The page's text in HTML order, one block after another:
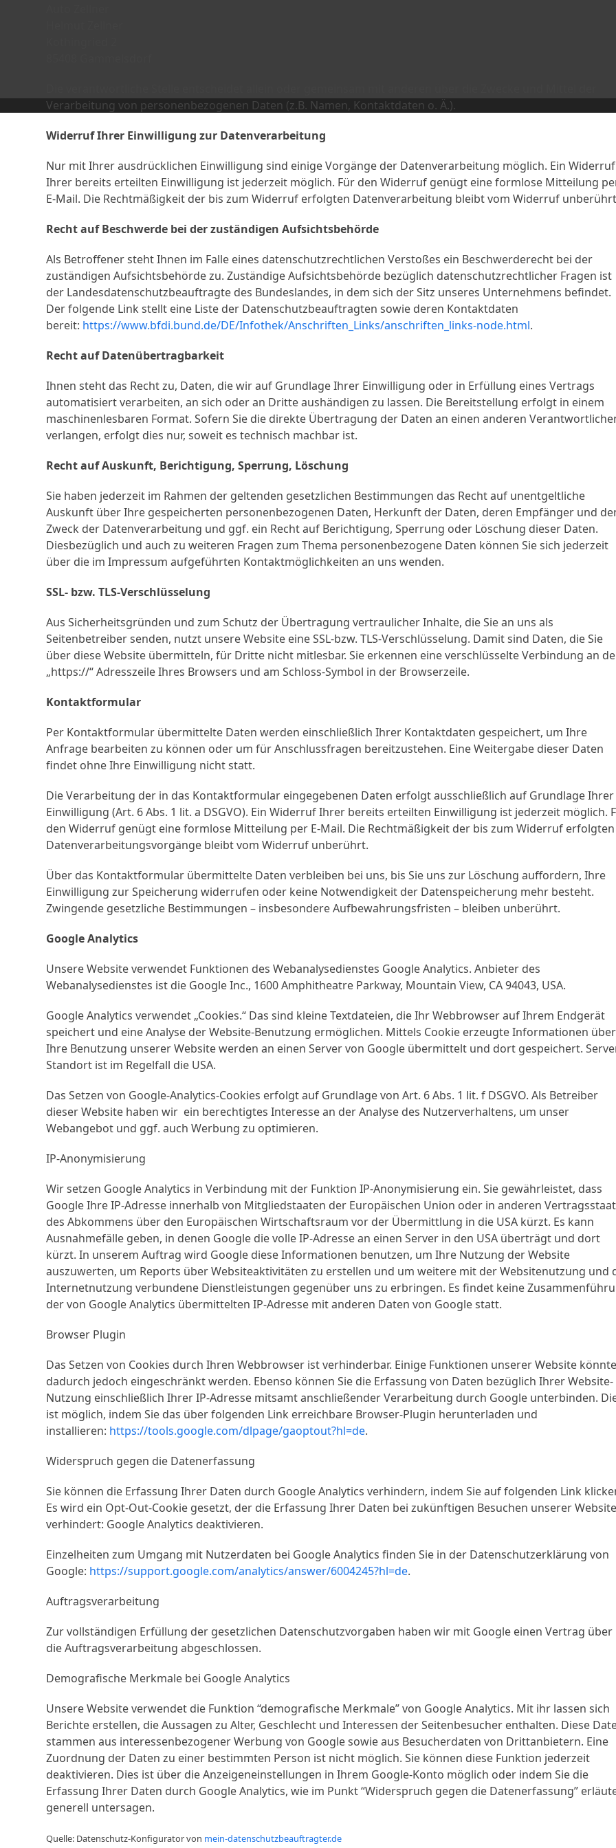
Verarbeitung von personenbezogenen Daten (z.B. Namen, Kontaktdaten o. Ä.).
Widerruf Ihrer Einwilligung zur Datenverarbeitung
Nur mit Ihrer ausdrücklichen Einwilligung sind einige Vorgänge der Datenverarbeitung möglich. Ein Widerruf
Ihrer bereits erteilten Einwilligung ist jederzeit möglich. Für den Widerruf genügt eine formlose Mitteilung
E-Mail. Die Rechtmäßigkeit der bis zum Widerruf erfolgten Datenverarbeitung bleibt vom Widerruf
Recht auf Beschwerde bei der zuständigen Aufsichtsbehörde
Als Betroffener steht Ihnen im Falle eines datenschutzrechtlichen Verstoßes ein Beschwerderecht bei der
zuständigen Aufsichtsbehörde zu. Zuständige Aufsichtsbehörde bezüglich datenschutzrechtlicher Fragen ist
der Landesdatenschutzbeauftragte des Bundeslandes, in dem sich der Sitz unseres Unternehmens befindet.
Der folgende Link stellt eine Liste der Datenschutzbeauftragten sowie deren Kontaktdaten
bereit: https://www.bfdi.bund.de/DE/Infothek/Anschriften_Links/anschriften_links-node.html.
Recht auf Datenübertragbarkeit
Ihnen steht das Recht zu, Daten, die wir auf Grundlage Ihrer Einwilligung oder in Erfüllung eines Vertrags
automatisiert verarbeiten, an sich oder an Dritte aushändigen zu lassen. Die Bereitstellung erfolgt in einem
maschinenlesbaren Format. Sofern Sie die direkte Übertragung der Daten an einen anderen
verlangen, erfolgt dies nur, soweit es technisch machbar ist.
Recht auf Auskunft, Berichtigung, Sperrung, Löschung
Sie haben jederzeit im Rahmen der geltenden gesetzlichen Bestimmungen das Recht auf unentgeltliche
Auskunft über Ihre gespeicherten personenbezogenen Daten, Herkunft der Daten, deren Empfänger und
Zweck der Datenverarbeitung und ggf. ein Recht auf Berichtigung, Sperrung oder Löschung dieser Daten.
Diesbezüglich und auch zu weiteren Fragen zum Thema personenbezogene Daten können Sie sich jederzeit
über die im Impressum aufgeführten Kontaktmöglichkeiten an uns wenden.
SSL- bzw. TLS-Verschlüsselung
Aus Sicherheitsgründen und zum Schutz der Übertragung vertraulicher Inhalte, die Sie an uns als
Seitenbetreiber senden, nutzt unsere Website eine SSL-bzw. TLS-Verschlüsselung. Damit sind Daten, die Sie
über diese Website übermitteln, für Dritte nicht mitlesbar. Sie erkennen eine verschlüsselte Verbindung an
„https://“ Adresszeile Ihres Browsers und am Schloss-Symbol in der Browserzeile.
Kontaktformular
Per Kontaktformular übermittelte Daten werden einschließlich Ihrer Kontaktdaten gespeichert, um Ihre
Anfrage bearbeiten zu können oder um für Anschlussfragen bereitzustehen. Eine Weitergabe dieser Daten
findet ohne Ihre Einwilligung nicht statt.
Die Verarbeitung der in das Kontaktformular eingegebenen Daten erfolgt ausschließlich auf Grundlage Ihrer
Einwilligung (Art. 6 Abs. 1 lit. a DSGVO). Ein Widerruf Ihrer bereits erteilten Einwilligung ist jederzeit möglich.
den Widerruf genügt eine formlose Mitteilung per E-Mail. Die Rechtmäßigkeit der bis zum Widerruf erfolgten
Datenverarbeitungsvorgänge bleibt vom Widerruf unberührt.
Über das Kontaktformular übermittelte Daten verbleiben bei uns, bis Sie uns zur Löschung auffordern, Ihre
Einwilligung zur Speicherung widerrufen oder keine Notwendigkeit der Datenspeicherung mehr besteht.
Zwingende gesetzliche Bestimmungen – insbesondere Aufbewahrungsfristen – bleiben unberührt.
Google Analytics
Unsere Website verwendet Funktionen des Webanalysedienstes Google Analytics. Anbieter des
Webanalysedienstes ist die Google Inc., 1600 Amphitheatre Parkway, Mountain View, CA 94043, USA.
Google Analytics verwendet „Cookies.“ Das sind kleine Textdateien, die Ihr Webbrowser auf Ihrem Endgerät
speichert und eine Analyse der Website-Benutzung ermöglichen. Mittels Cookie erzeugte Informationen über
Ihre Benutzung unserer Website werden an einen Server von Google übermittelt und dort gespeichert.
Standort ist im Regelfall die USA.
Das Setzen von Google-Analytics-Cookies erfolgt auf Grundlage von Art. 6 Abs. 1 lit. f DSGVO. Als Betreiber
dieser Website haben wir ein berechtigtes Interesse an der Analyse des Nutzerverhaltens, um unser
Webangebot und ggf. auch Werbung zu optimieren.
IP-Anonymisierung
Wir setzen Google Analytics in Verbindung mit der Funktion IP-Anonymisierung ein. Sie gewährleistet, dass
Google Ihre IP-Adresse innerhalb von Mitgliedstaaten der Europäischen Union oder in anderen
des Abkommens über den Europäischen Wirtschaftsraum vor der Übermittlung in die USA kürzt. Es kann
Ausnahmefälle geben, in denen Google die volle IP-Adresse an einen Server in den USA überträgt und dort
kürzt. In unserem Auftrag wird Google diese Informationen benutzen, um Ihre Nutzung der Website
auszuwerten, um Reports über Websiteaktivitäten zu erstellen und um weitere mit der Websitenutzung und
Internetnutzung verbundene Dienstleistungen gegenüber uns zu erbringen. Es findet keine
der von Google Analytics übermittelten IP-Adresse mit anderen Daten von Google statt.
Browser Plugin
Das Setzen von Cookies durch Ihren Webbrowser ist verhinderbar. Einige Funktionen unserer Website
dadurch jedoch eingeschränkt werden. Ebenso können Sie die Erfassung von Daten bezüglich Ihrer Website-
Nutzung einschließlich Ihrer IP-Adresse mitsamt anschließender Verarbeitung durch Google unterbinden.
ist möglich, indem Sie das über folgenden Link erreichbare Browser-Plugin herunterladen und
installieren: https://tools.google.com/dlpage/gaoptout?hl=de.
Widerspruch gegen die Datenerfassung
Sie können die Erfassung Ihrer Daten durch Google Analytics verhindern, indem Sie auf folgenden Link
Es wird ein Opt-Out-Cookie gesetzt, der die Erfassung Ihrer Daten bei zukünftigen Besuchen unserer Website
verhindert: Google Analytics deaktivieren.
Einzelheiten zum Umgang mit Nutzerdaten bei Google Analytics finden Sie in der Datenschutzerklärung von
Google: https://support.google.com/analytics/answer/6004245?hl=de.
Auftragsverarbeitung
Zur vollständigen Erfüllung der gesetzlichen Datenschutzvorgaben haben wir mit Google einen Vertrag über
die Auftragsverarbeitung abgeschlossen.
Demografische Merkmale bei Google Analytics
Unsere Website verwendet die Funktion “demografische Merkmale” von Google Analytics. Mit ihr lassen sich
Berichte erstellen, die Aussagen zu Alter, Geschlecht und Interessen der Seitenbesucher enthalten. Diese
stammen aus interessenbezogener Werbung von Google sowie aus Besucherdaten von Drittanbietern. Eine
Zuordnung der Daten zu einer bestimmten Person ist nicht möglich. Sie können diese Funktion jederzeit
deaktivieren. Dies ist über die Anzeigeneinstellungen in Ihrem Google-Konto möglich oder indem Sie die
Erfassung Ihrer Daten durch Google Analytics, wie im Punkt “Widerspruch gegen die Datenerfassung”
generell untersagen.
Quelle: Datenschutz-Konfigurator von mein-datenschutzbeauftragter.de